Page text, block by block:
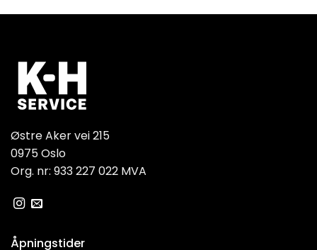
Østre Aker vei 215
0975 Oslo
Org. nr: 933 227 022 MVA
Åpningstider